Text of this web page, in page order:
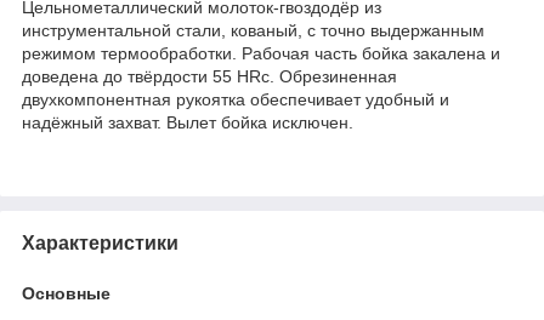
Цельнометаллический молоток-гвоздодёр из
инструментальной стали, кованый, с точно выдержанным
режимом термообработки. Рабочая часть бойка закалена и
доведена до твёрдости 55 HRc. Обрезиненная
двухкомпонентная рукоятка обеспечивает удобный и
надёжный захват. Вылет бойка исключен.
Характеристики
Основные